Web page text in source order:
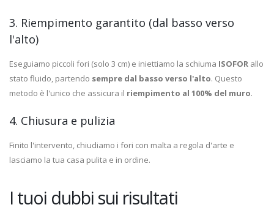
3. Riempimento garantito (dal basso verso
l'alto)
Eseguiamo piccoli fori (solo 3 cm) e iniettiamo la schiuma ISOFOR allo
stato fluido, partendo sempre dal basso verso l'alto. Questo
metodo è l'unico che assicura il riempimento al 100% del muro.
4. Chiusura e pulizia
Finito l'intervento, chiudiamo i fori con malta a regola d'arte e
lasciamo la tua casa pulita e in ordine.
I tuoi dubbi sui risultati